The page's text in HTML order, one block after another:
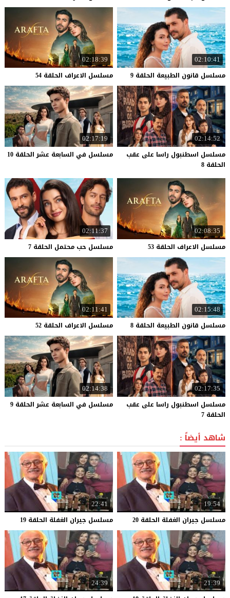
02:10:41
مسلسل قانون الطبيعة الحلقة 9
02:18:39
مسلسل الاعراف الحلقة 54
02:14:52
مسلسل اسطنبول راسا على عقب
الحلقة 8
02:17:19
مسلسل في السابعة عشر الحلقة 10
02:08:35
مسلسل الاعراف الحلقة 53
02:11:37
مسلسل حب محتمل الحلقة 7
02:15:48
مسلسل قانون الطبيعة الحلقة 8
02:11:41
مسلسل الاعراف الحلقة 52
02:17:35
مسلسل اسطنبول راسا على عقب
الحلقة 7
02:14:38
مسلسل في السابعة عشر الحلقة 9
شاهد أيضاً :
19:54
مسلسل جيران الغفلة الحلقة 20
22:41
مسلسل جيران الغفلة الحلقة 19
21:39
24:39